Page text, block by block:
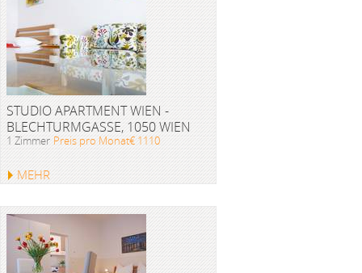
STUDIO APARTMENT WIEN -
BLECHTURMGASSE, 1050 WIEN
1 Zimmer Preis pro Monat€ 1110
MEHR